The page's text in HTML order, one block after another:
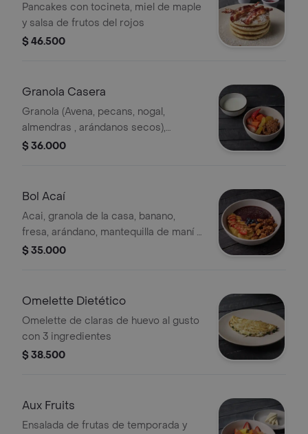
Pancakes con tocineta, miel de maple
y salsa de frutos del rojos
$ 46.500
Granola Casera
Granola (Avena, pecans, nogal,
almendras , arándanos secos),
papaya, fresas, nar anja, viene con
$ 36.000
Bol Acaí
Acai, granola de la casa, banano,
fresa, arándano, mantequilla de maní y
semillas de chía.
$ 35.000
Omelette Dietético
Omelette de claras de huevo al gusto
con 3 ingredientes
$ 38.500
Aux Fruits
Ensalada de frutas de temporada y